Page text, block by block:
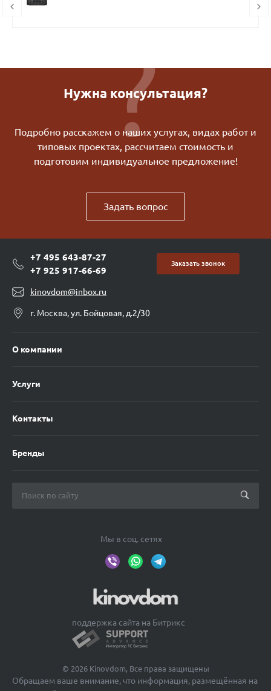
Нужна консультация?
Подробно расскажем о наших услугах, видах работ и
типовых проектах, рассчитаем стоимость и
подготовим индивидуальное предложение!
Задать вопрос
+7 495 643-87-27
+7 925 917-66-69
Заказать звонок
kinovdom@inbox.ru
г. Москва, ул. Бойцовая, д.2/30
О компании
Услуги
Контакты
Бренды
Мы в соц. сетях
© 2026 Kinovdom, Все права защищены
поддержка сайта на Битрикс
Обращаем ваше внимание, что информация, размещённая на